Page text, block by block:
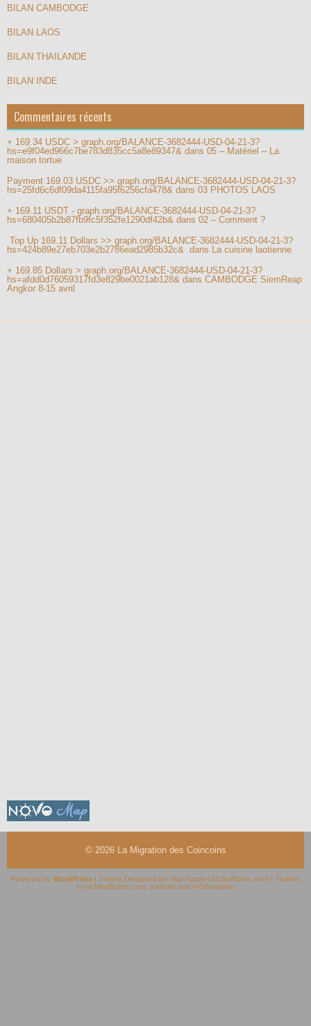
BILAN CAMBODGE
BILAN LAOS
BILAN THAILANDE
BILAN INDE
Commentaires récents
+ 169.34 USDC > graph.org/BALANCE-3682444-USD-04-21-3?
hs=e9f04ed966c7be783d835cc5a8e89347& dans 05 – Matériel – La
maison tortue
Payment 169.03 USDC >> graph.org/BALANCE-3682444-USD-04-21-3?
hs=25fd6c6df09da4115fa95f6256cfa478& dans 03 PHOTOS LAOS
+ 169.11 USDT - graph.org/BALANCE-3682444-USD-04-21-3?
hs=680405b2b87fb9fc5f352fe1290df42b& dans 02 – Comment ?
️ Top Up 169.11 Dollars >> graph.org/BALANCE-3682444-USD-04-21-3?
hs=424b89e27eb703e2b2786ead2985b32c& ️ dans La cuisine laotienne
+ 169.85 Dollars > graph.org/BALANCE-3682444-USD-04-21-3?
hs=afdd0d76059317fd3e829be0021ab128& dans CAMBODGE SiemReap
Angkor 8-15 avril
© 2026 La Migration des Coincoins
Powered by WordPress | Theme Designed by: http://www.r43dsofficiels.com | Thanks
to r43dsofficiels.com website and r43dsmondo